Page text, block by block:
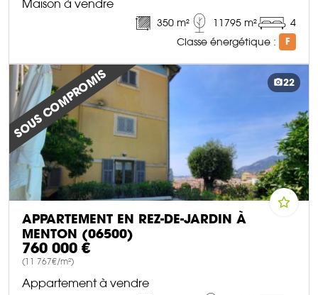
Maison à vendre
350 m² 11795 m²
4
Classe énergétique :
F
DÉCOUVRIR CE BIEN
SOUS COMPROMIS 22
APPARTEMENT EN REZ-DE-JARDIN À
MENTON (06500)
760 000 €
(11 767€/m²)
Appartement à vendre